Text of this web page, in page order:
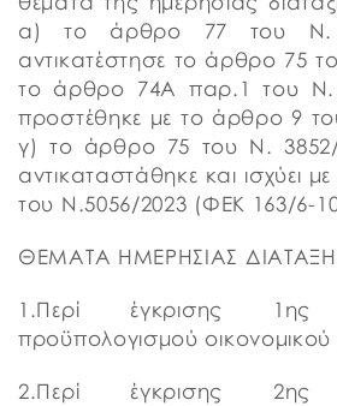
α) το άρθρο 77 του Ν.
αντικατέστησε το άρθρο 75
το άρθρο 74Α παρ.1 του Ν.
προστέθηκε με το άρθρο 9
γ) το άρθρο 75 του Ν.
αντικαταστάθηκε και ισχύει
του Ν.5056/2023 (ΦΕΚ 163/6-
ΘΕΜΑΤΑ ΗΜΕΡΗΣΙΑΣ
1.Περί έγκρισης 1ης
προϋπολογισμού οικονομικού
2.Περί έγκρισης 2ης